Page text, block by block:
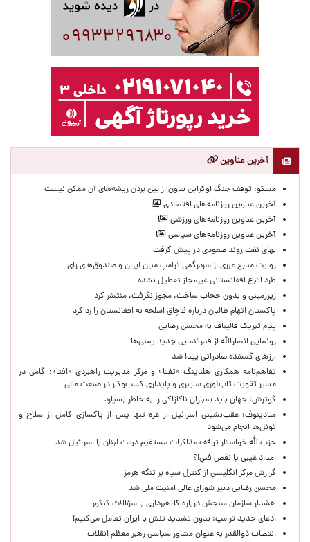
آخرین عناوین
مسکو: توقف جنگ اوکراین بدون از بین بردن ریشه‌های آن ممکن نیست
آخرین عناوین روزنامه‌های اقتصادی
آخرین عناوین روزنامه‌های ورزشی
آخرین عناوین روزنامه‌های سیاسی
بهای نفت روند صعودی در پیش گرفت
روایت منابع عبری از سردرگمی ترامپ میان ایران و صندوق‌های رای
طرد اتباع افغانستانی غیرمجاز تعطیل نشده
زیرزمینی و بدون حجاب ساخت، مجوز نگرفت، منتشر کرد
پاکستان اتهام طالبان درباره قاچاق اسلحه به افغانستان را رد کرد
پیام تبریک قالیباف به محسن رضایی
رونمایی انصارالله از قدرتنمایی جدید یمنی‌ها
ارزهای گمشده صادراتی پیدا شد
تفاهم‌نامه همکاری هلدینگ «تفتا» و مرکز مدیریت راهبردی «افتا»؛ گامی در
مسیر تقویت تاب‌آوری سایبری و پایداری کسب‌وکار در صنعت مالی
گوترش: جهان باید بمباران ناکازاکی را به‌ خاطر بسپارد
ملادینوف: عقب‌نشینی اسرائیل از غزه تنها پس از پاکسازی کامل از سلاح و
تونل‌ها انجام می‌شود
حزب‌الله خواستار توقف مذاکرات مستقیم دولت لبنان با اسرائیل شد
امداد غیبی يا نقص فني!؟
گزارش مرکز انگلیسی از کنترل سپاه بر تنگه هرمز
محسن رضایی دبیر شورای عالی امنیت ملی شد
هشدار سازمان سنجش درباره کلاهبرداری با سؤالات کنکور
ادعای جدید ترامپ: بدون تشدید تنش با ایران تعامل می‌کنیم!
انتصاب ذوالقدر به عنوان مشاور سیاسی رهبر معظم انقلاب